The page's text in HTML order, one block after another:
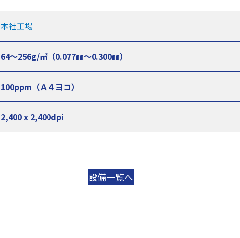
本社工場
64〜256g/㎡（0.077㎜〜0.300㎜）
100ppm（Ａ４ヨコ）
2,400 x 2,400dpi
設備一覧へ